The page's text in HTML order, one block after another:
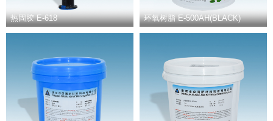
热固胶 E-618 环氧树脂 E-500AH(BLACK)